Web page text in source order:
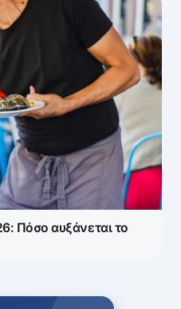
Πόσο αυξάνεται το